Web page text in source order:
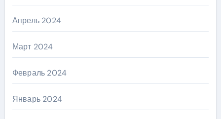
Апрель 2024
Март 2024
Февраль 2024
Январь 2024